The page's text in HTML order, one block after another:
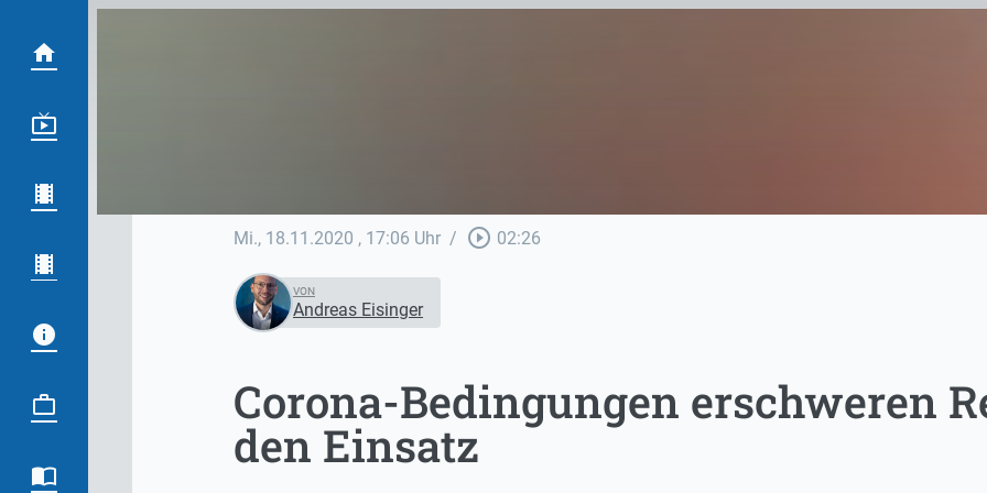
Mi., 18.11.2020 , 17:06 Uhr / play_circle_outline 02:26
VON
Andreas Eisinger
Corona-Bedingungen erschweren
den Einsatz